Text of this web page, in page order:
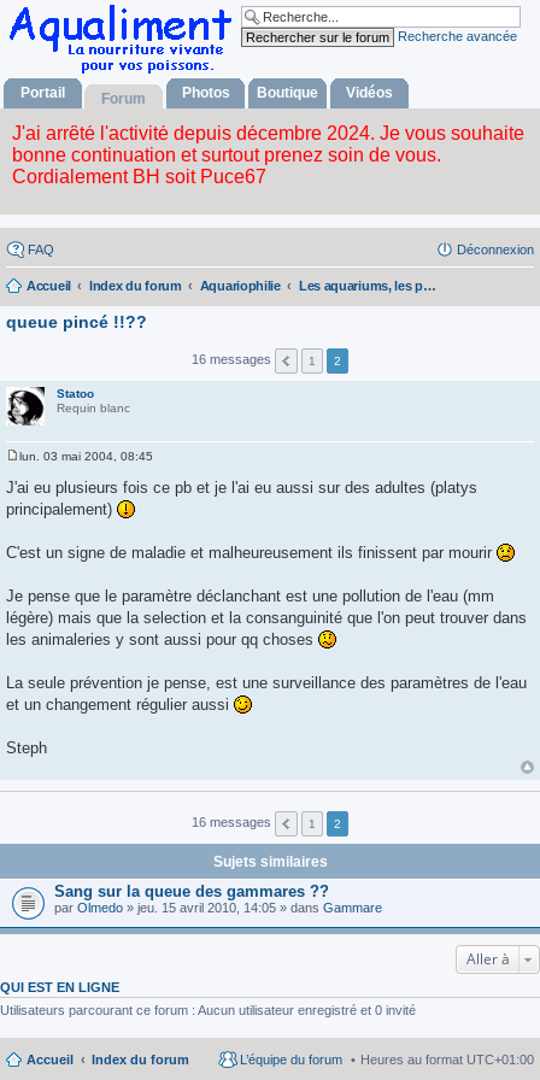
Recherche avancée
Portail Forum Photos Boutique Vidéos
FAQ Déconnexion
Accueil Index du forum Aquariophilie Les aquariums, les poissons, les plantes
queue pincé !!??
16 messages 1 2
Statoo
Requin blanc
e
s
s
e
lun. 03 mai 2004, 08:45
J'ai eu plusieurs fois ce pb et je l'ai eu aussi sur des adultes (platys
principalement)
C'est un signe de maladie et malheureusement ils finissent par mourir
Je pense que le paramètre déclanchant est une pollution de l'eau (mm
légère) mais que la selection et la consanguinité que l'on peut trouver dans
les animaleries y sont aussi pour qq choses
La seule prévention je pense, est une surveillance des paramètres de l'eau
et un changement régulier aussi
Steph
16 messages 1 2
Sujets similaires
Sang sur la queue des gammares ??
par Olmedo » jeu. 15 avril 2010, 14:05 » dans Gammare
Aller à
QUI EST EN LIGNE
Utilisateurs parcourant ce forum : Aucun utilisateur enregistré et 0 invité
Accueil Index du forum Heures au format UTC+01:00
L’équipe du forum